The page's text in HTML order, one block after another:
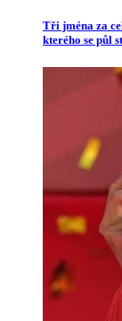
Tři jména za
kterého se půl